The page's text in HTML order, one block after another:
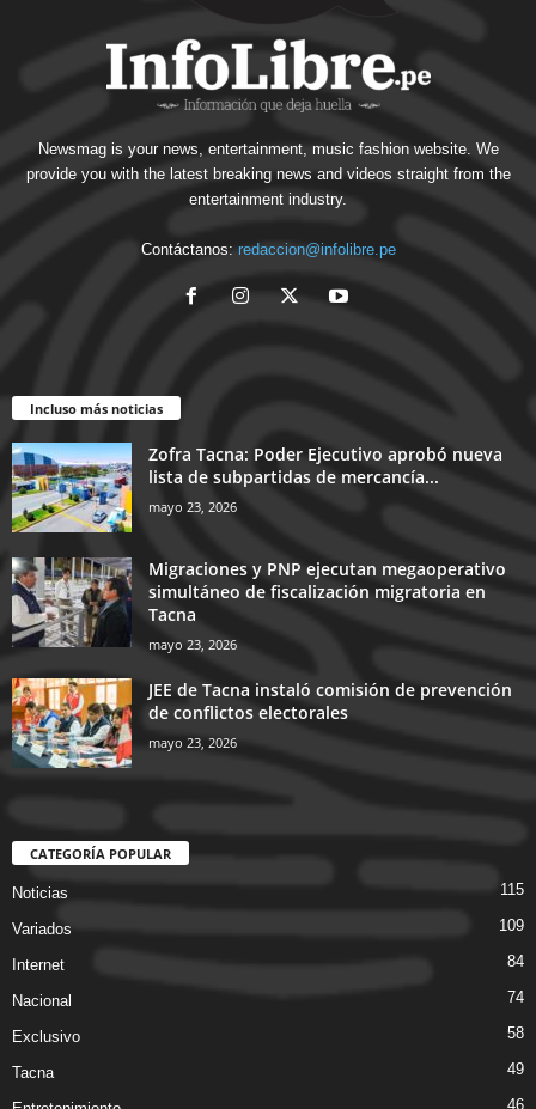
Newsmag is your news, entertainment, music fashion website. We
provide you with the latest breaking news and videos straight from the
entertainment industry.
Contáctanos: redaccion@infolibre.pe
Incluso más noticias
Zofra Tacna: Poder Ejecutivo aprobó nueva
lista de subpartidas de mercancía...
mayo 23, 2026
Migraciones y PNP ejecutan megaoperativo
simultáneo de fiscalización migratoria en
Tacna
mayo 23, 2026
JEE de Tacna instaló comisión de prevención
de conflictos electorales
mayo 23, 2026
CATEGORÍA POPULAR
Noticias 115
Variados 109
Internet 84
Nacional 74
Exclusivo 58
Tacna 49
46